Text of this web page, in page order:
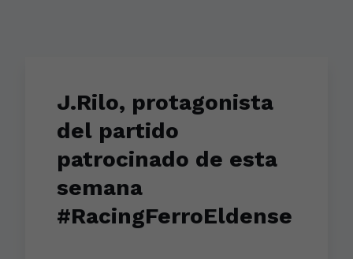
J.Rilo, protagonista
del partido
patrocinado de esta
semana
#RacingFerroEldense